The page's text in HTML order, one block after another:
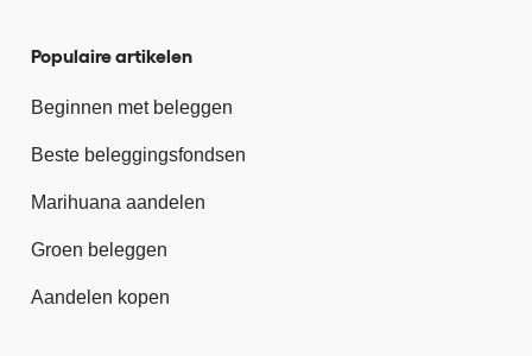
Populaire artikelen
Beginnen met beleggen
Beste beleggingsfondsen
Marihuana aandelen
Groen beleggen
Aandelen kopen